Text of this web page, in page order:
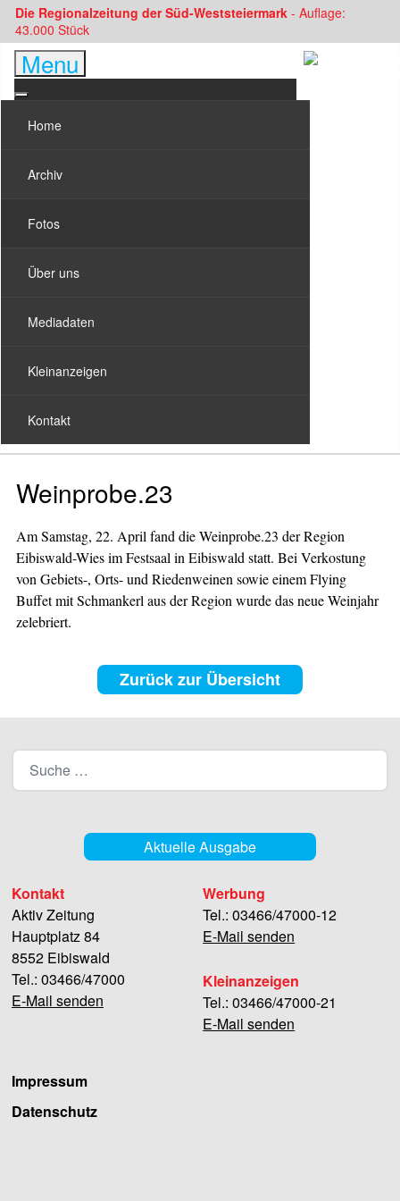
Die Regionalzeitung der Süd-Weststeiermark - Auflage:
43.000 Stück
Menu
Home
Archiv
Fotos
Über uns
Mediadaten
Kleinanzeigen
Kontakt
Weinprobe.23
Am Samstag, 22. April fand die Weinprobe.23 der Region
Eibiswald-Wies im Festsaal in Eibiswald statt. Bei Verkostung
von Gebiets-, Orts- und Riedenweinen sowie einem Flying
Buffet mit Schmankerl aus der Region wurde das neue Weinjahr
zelebriert.
Zurück zur Übersicht
Aktuelle Ausgabe
Kontakt
Aktiv Zeitung
Hauptplatz 84
8552 Eibiswald
Tel.: 03466/47000
E-Mail senden
Werbung
Tel.: 03466/47000-12
E-Mail senden
Kleinanzeigen
Tel.: 03466/47000-21
E-Mail senden
Impressum
Datenschutz